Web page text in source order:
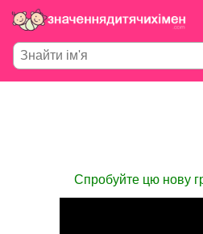
Спробуйте цю нову